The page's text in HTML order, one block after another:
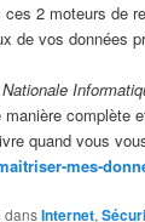
ces 2 moteurs de
de vos données
complète
quand vous
mes-
dansInternet,